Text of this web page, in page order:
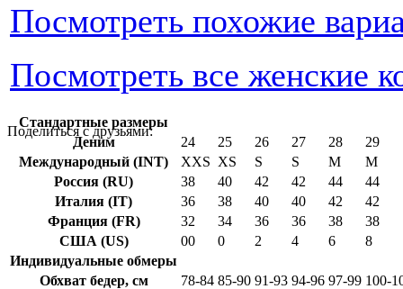
Посмотреть похожие
Посмотреть все женские
Поделиться с друзьями:
Cтандартные размеры
Деним
24 25 26 27 28
29
Международный (INT)
XXS XS S S M
M
Россия (RU)
38 40 42 42 44
44
Италия (IT)
36 38 40 40 42
42
Франция (FR)
32 34 36 36 38
38
США (US)
00 0 2 4 6
8
Индивидуальные обмеры
Обхват бедер, см
78-84 85-90 91-93 94-96 97-99 100-